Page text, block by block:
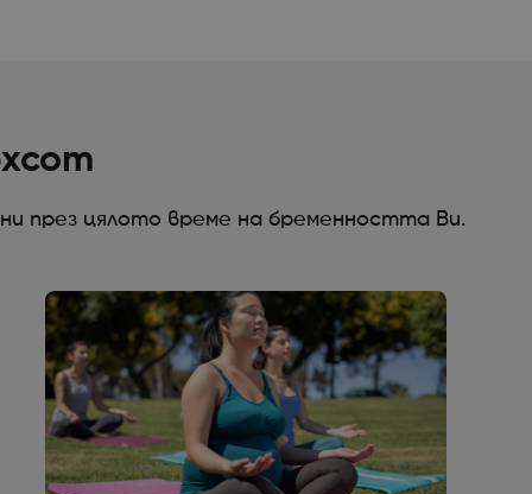
през цялото време на бременността Ви.